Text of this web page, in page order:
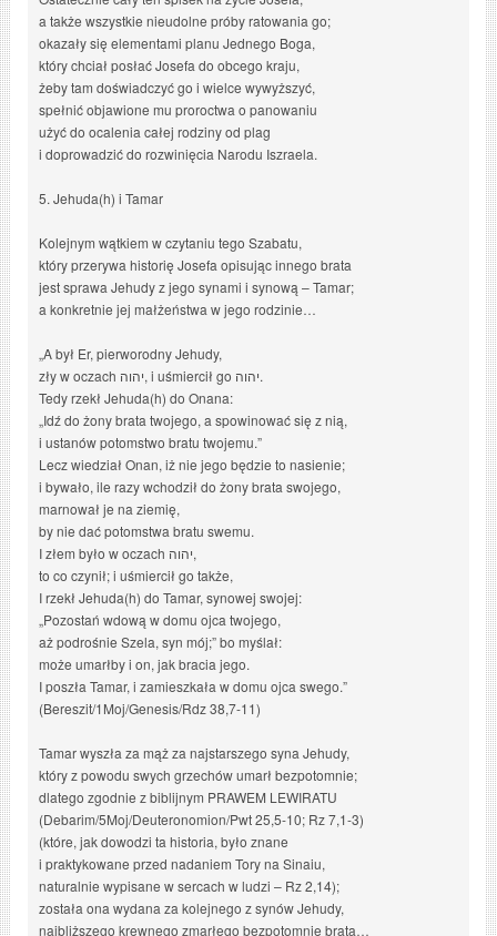
a także wszystkie nieudolne próby ratowania go;
okazały się elementami planu Jednego Boga,
który chciał posłać Josefa do obcego kraju,
żeby tam doświadczyć go i wielce wywyższyć,
spełnić objawione mu proroctwa o panowaniu
użyć do ocalenia całej rodziny od plag
i doprowadzić do rozwinięcia Narodu Iszraela.
5. Jehuda(h) i Tamar
Kolejnym wątkiem w czytaniu tego Szabatu,
który przerywa historię Josefa opisując innego brata
jest sprawa Jehudy z jego synami i synową – Tamar;
a konkretnie jej małżeństwa w jego rodzinie…
„A był Er, pierworodny Jehudy,
zły w oczach יהוה, i uśmiercił go יהוה.
Tedy rzekł Jehuda(h) do Onana:
„Idź do żony brata twojego, a spowinować się z nią,
i ustanów potomstwo bratu twojemu.”
Lecz wiedział Onan, iż nie jego będzie to nasienie;
i bywało, ile razy wchodził do żony brata swojego,
marnował je na ziemię,
by nie dać potomstwa bratu swemu.
I złem było w oczach יהוה,
to co czynił; i uśmiercił go także,
I rzekł Jehuda(h) do Tamar, synowej swojej:
„Pozostań wdową w domu ojca twojego,
aż podrośnie Szela, syn mój;” bo myślał:
może umarłby i on, jak bracia jego.
I poszła Tamar, i zamieszkała w domu ojca swego.”
(Bereszit/1Moj/Genesis/Rdz 38,7-11)
Tamar wyszła za mąż za najstarszego syna Jehudy,
który z powodu swych grzechów umarł bezpotomnie;
dlatego zgodnie z biblijnym PRAWEM LEWIRATU
(Debarim/5Moj/Deuteronomion/Pwt 25,5-10; Rz 7,1-3)
(które, jak dowodzi ta historia, było znane
i praktykowane przed nadaniem Tory na Sinaiu,
naturalnie wypisane w sercach w ludzi – Rz 2,14);
została ona wydana za kolejnego z synów Jehudy,
najbliższego krewnego zmarłego bezpotomnie brata…